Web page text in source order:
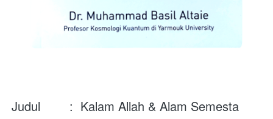
Judul        :  Kalam Allah & Alam Semesta